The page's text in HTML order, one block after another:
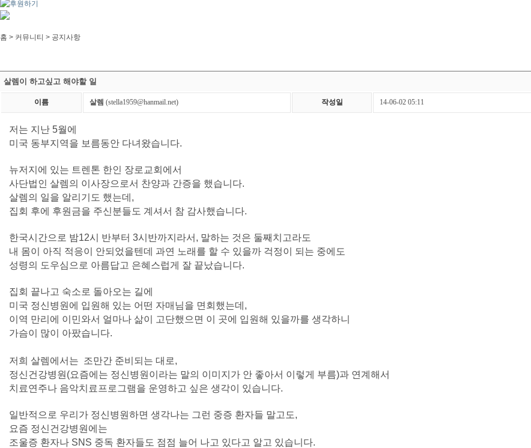
홈 > 커뮤니티 > 공지사항
살렘이 하고싶고 해야할 일
이름 살렘 (stella1959@hanmail.net) 작성일 14-06-02 05:11
저는 지난 5월에
미국 동부지역을 보름동안 다녀왔습니다.
뉴저지에 있는 트렌톤 한인 장로교회에서
사단법인 살렘의 이사장으로서 찬양과 간증을 했습니다.
살렘의 일을 알리기도 했는데,
집회 후에 후원금을 주신분들도 계셔서 참 감사했습니다.
한국시간으로 밤12시 반부터 3시반까지라서, 말하는 것은 둘째치고라도
내 몸이 아직 적응이 안되었을텐데 과연 노래를 할 수 있을까 걱정이 되는 중에도
성령의 도우심으로 아름답고 은혜스럽게 잘 끝났습니다.
집회 끝나고 숙소로 돌아오는 길에
미국 정신병원에 입원해 있는 어떤 자매님을 면회했는데,
이역 만리에 이민와서 얼마나 삶이 고단했으면 이 곳에 입원해 있을까를 생각하니
가슴이 많이 아팠습니다.
저희 살렘에서는 조만간 준비되는 대로,
정신건강병원(요즘에는 정신병원이라는 말의 이미지가 안 좋아서 이렇게 부름)과 연계해서
치료연주나 음악치료프로그램을 운영하고 싶은 생각이 있습니다.
일반적으로 우리가 정신병원하면 생각나는 그런 중증 환자들 말고도,
요즘 정신건강병원에는
조울증 환자나 SNS 중독 환자들도 점점 늘어 나고 있다고 알고 있습니다.